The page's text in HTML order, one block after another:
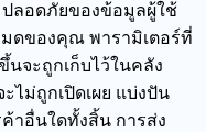
ปลอดภัยของข้อมูลผู้ใช้
ดของคุณ พารามิเตอร์ที่
จะถูกเก็บไว้ในคลัง
ไม่ถูกเปิดเผย แบ่งปัน
าอื่นใดทั้งสิ้น การส่ง